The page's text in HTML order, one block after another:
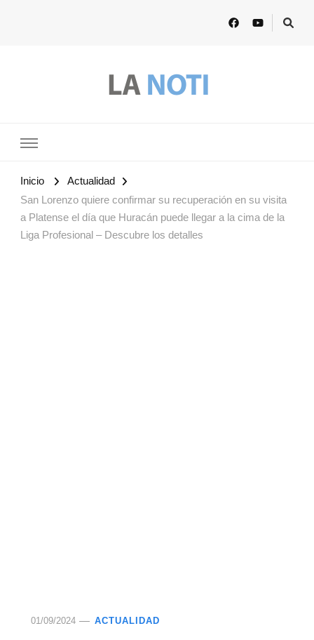
Inicio
Actualidad
San Lorenzo quiere confirmar su recuperación en su visita
a Platense el día que Huracán puede llegar a la cima de la
Liga Profesional – Descubre los detalles
01/09/2024 ACTUALIDAD